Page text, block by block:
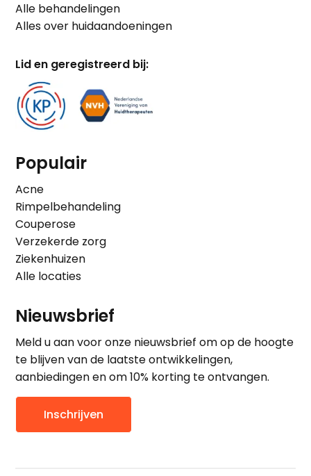
Alle behandelingen
Alles over huidaandoeningen
Lid en geregistreerd bij:
Populair
Acne
Rimpelbehandeling
Couperose
Verzekerde zorg
Ziekenhuizen
Alle locaties
Nieuwsbrief
Meld u aan voor onze nieuwsbrief om op de hoogte
te blijven van de laatste ontwikkelingen,
aanbiedingen en om 10% korting te ontvangen.
Inschrijven